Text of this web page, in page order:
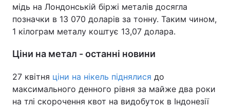
мідь на Лондонській біржі металів досягла
позначки в 13 070 доларів за тонну. Таким чином,
1 кілограм металу коштує 13,07 долара.
Ціни на метал - останні новини
27 квітня ціни на нікель піднялися до
максимального денного рівня за майже два роки
на тлі скорочення квот на видобуток в Індонезії